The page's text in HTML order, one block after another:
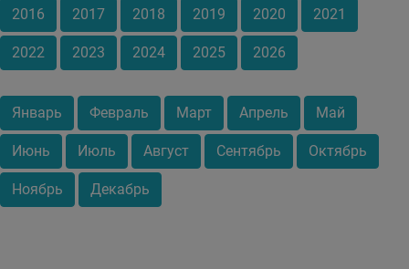
2016 2017 2018 2019 2020 2021
2022 2023 2024 2025 2026
Январь Февраль Март Апрель Май
Июнь Июль Август Сентябрь Октябрь
Ноябрь Декабрь